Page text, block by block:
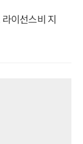
이선스비 지